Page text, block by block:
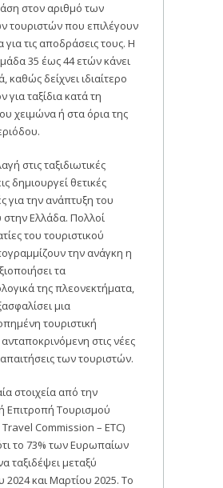
στον αριθμό των
τουριστών που επιλέγουν
για τις αποδράσεις τους. Η
35 έως 44 ετών κάνει
καθώς δείχνει ιδιαίτερο
για ταξίδια κατά τη
χειμώνα ή στα όρια της
στις ταξιδιωτικές
δημιουργεί θετικές
για την ανάπτυξη του
στην Ελλάδα. Πολλοί
του τουριστικού
την ανάγκη η
τα
της πλεονεκτήματα,
μια
τουριστική
στις νέες
απαιτήσεις των τουριστών.
στοιχεία από την
Επιτροπή Τουρισμού
Commission – ETC)
το 73% των Ευρωπαίων
ταξιδέψει μεταξύ
2024 και Μαρτίου 2025. Το